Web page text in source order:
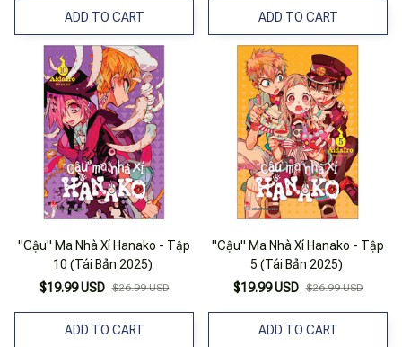
ADD TO CART ADD TO CART
"Cậu" Ma Nhà Xí Hanako - Tập
10 (Tái Bản 2025)
$19.99 USD $26.99 USD
ADD TO CART
"Cậu" Ma Nhà Xí Hanako - Tập
5 (Tái Bản 2025)
$19.99 USD $26.99 USD
ADD TO CART